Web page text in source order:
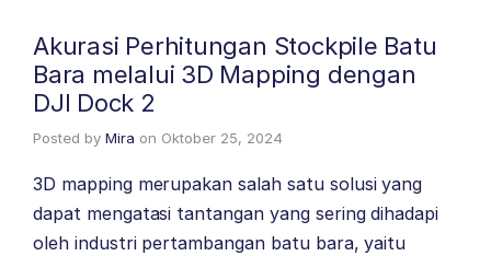
Akurasi Perhitungan Stockpile Batu
Bara melalui 3D Mapping dengan
DJI Dock 2
Posted by Mira on Oktober 25, 2024
3D mapping merupakan salah satu solusi yang
dapat mengatasi tantangan yang sering dihadapi
oleh industri pertambangan batu bara, yaitu